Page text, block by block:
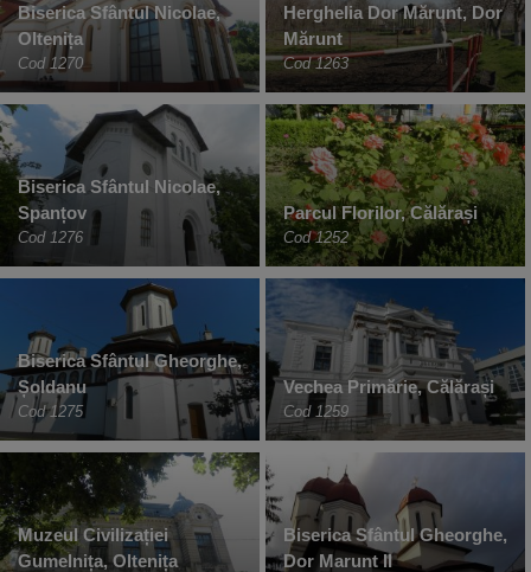
Biserica Sfântul Nicolae,
Oltenița
Cod 1270
Herghelia Dor Mărunt, Dor
Mărunt
Cod 1263
Biserica Sfântul Nicolae,
Spanțov
Cod 1276
Parcul Florilor, Călărași
Cod 1252
Biserica Sfântul Gheorghe,
Șoldanu
Cod 1275
Vechea Primărie, Călărași
Cod 1259
Muzeul Civilizației
Gumelnița, Oltenița
Biserica Sfântul Gheorghe,
Dor Marunt II